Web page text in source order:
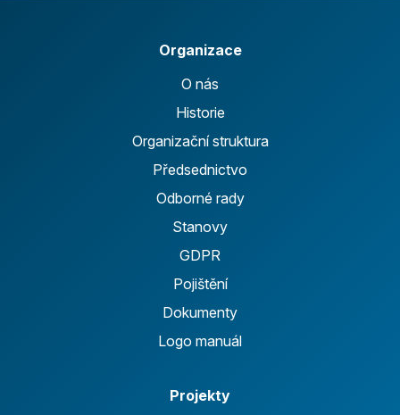
Organizace
O nás
Historie
Organizační struktura
Předsednictvo
Odborné rady
Stanovy
GDPR
Pojištění
Dokumenty
Logo manuál
Projekty